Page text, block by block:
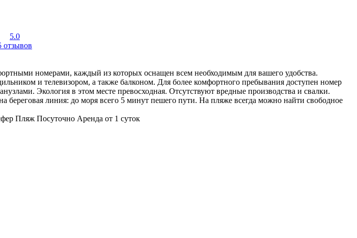
5.0
отзывов
номерами, каждый из которых оснащен всем необходимым для вашего удобства.
и телевизором, а также балконом. Для более комфортного пребывания доступен номер
Экология в этом месте превосходная. Отсутствуют вредные производства и свалки.
линия: до моря всего 5 минут пешего пути. На пляже всегда можно найти свободное
Пляж Посуточно Аренда от 1 суток